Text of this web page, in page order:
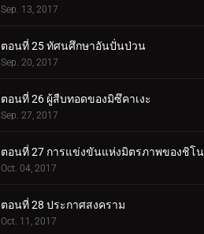
Sep. 13, 2017
ตอนที่ 25 ทัศนศึกษาอันปั่นป่วน
Sep. 20, 2017
ตอนที่ 26 ผู้สืบทอดของมิซึคาเงะ
Sep. 27, 2017
ตอนที่ 27 การแข่งขันแห่งมิตรภาพของชิโ
Oct. 04, 2017
ตอนที่ 28 ประกาศสงคราม
Oct. 11, 2017